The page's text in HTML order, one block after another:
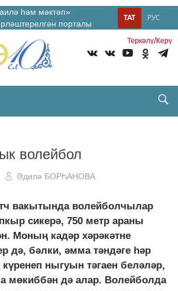
һәм мәктәп»
порталы
РУС
ТАТ
Теркəлү/Керү
волейбол
Әдилә БОРҺАНОВА
вакытында волейболчылар
сикерә, 750 метр араны
Моның кадәр хәрәкәтне
дә, бәлки, әмма тәндәге һәр
ныгуын тәгаен беләләр,
мөкиббән дә алар. Волейболда